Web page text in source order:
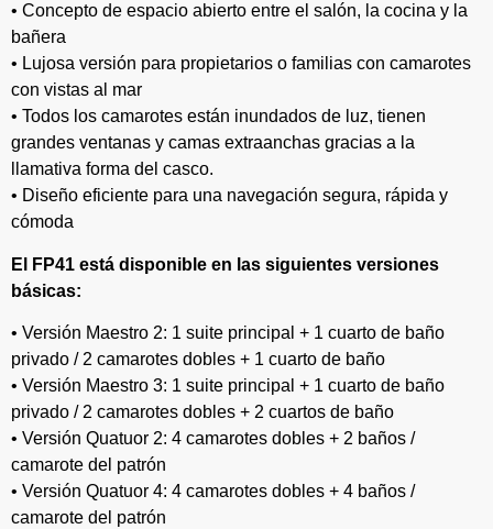
• Concepto de espacio abierto entre el salón, la cocina y la
bañera
• Lujosa versión para propietarios o familias con camarotes
con vistas al mar
• Todos los camarotes están inundados de luz, tienen
grandes ventanas y camas extraanchas gracias a la
llamativa forma del casco.
• Diseño eficiente para una navegación segura, rápida y
cómoda
El FP41 está disponible en las siguientes versiones
básicas:
• Versión Maestro 2: 1 suite principal + 1 cuarto de baño
privado / 2 camarotes dobles + 1 cuarto de baño
• Versión Maestro 3: 1 suite principal + 1 cuarto de baño
privado / 2 camarotes dobles + 2 cuartos de baño
• Versión Quatuor 2: 4 camarotes dobles + 2 baños /
camarote del patrón
• Versión Quatuor 4: 4 camarotes dobles + 4 baños /
camarote del patrón